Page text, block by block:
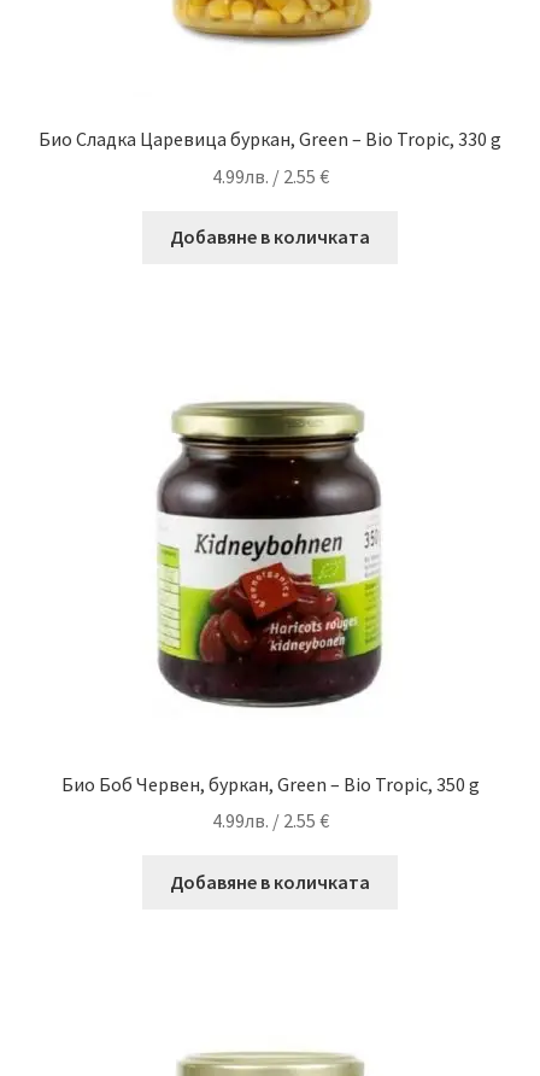
Био Сладка Царевица буркан, Green – Bio Tropic, 330 g
4.99лв. / 2.55 €
Добавяне в количката
Био Боб Червен, буркан, Green – Bio Tropic, 350 g
4.99лв. / 2.55 €
Добавяне в количката